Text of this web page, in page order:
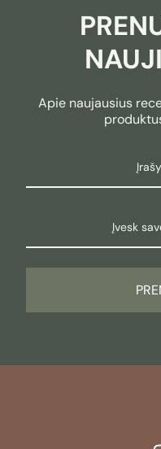
Apie naujausius